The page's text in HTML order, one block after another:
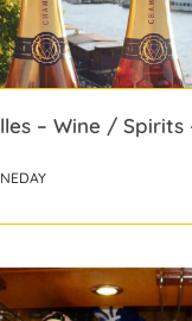
– Wine / Spirits